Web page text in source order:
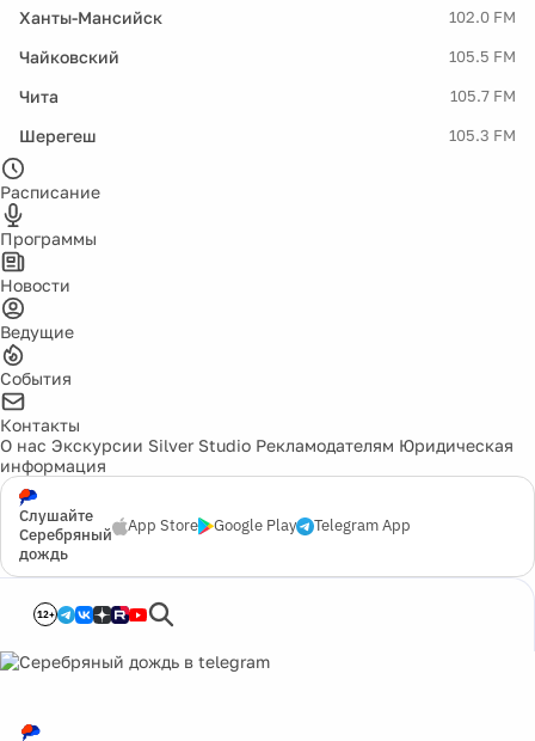
Ханты-Мансийск 102.0 FM
Чайковский 105.5 FM
Чита 105.7 FM
Шерегеш 105.3 FM
Расписание
Программы
Новости
Ведущие
События
Контакты
О нас Экскурсии Silver Studio Рекламодателям Юридическая
информация
Слушайте
Серебряный
дождь
App Store Google Play Telegram App
12+